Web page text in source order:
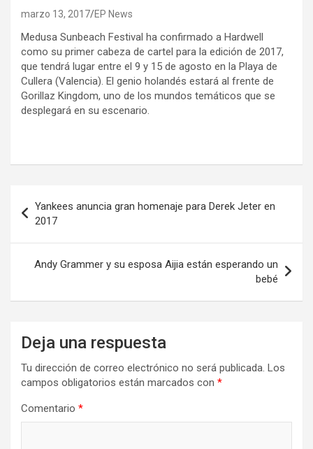
marzo 13, 2017 EP News
Medusa Sunbeach Festival ha confirmado a Hardwell
como su primer cabeza de cartel para la edición de 2017,
que tendrá lugar entre el 9 y 15 de agosto en la Playa de
Cullera (Valencia). El genio holandés estará al frente de
Gorillaz Kingdom, uno de los mundos temáticos que se
desplegará en su escenario.
de
entradas
Yankees anuncia gran homenaje para Derek Jeter en
2017
Andy Grammer y su esposa Aijia están esperando un
bebé
Deja una respuesta
Tu dirección de correo electrónico no será publicada. Los
campos obligatorios están marcados con *
Comentario *